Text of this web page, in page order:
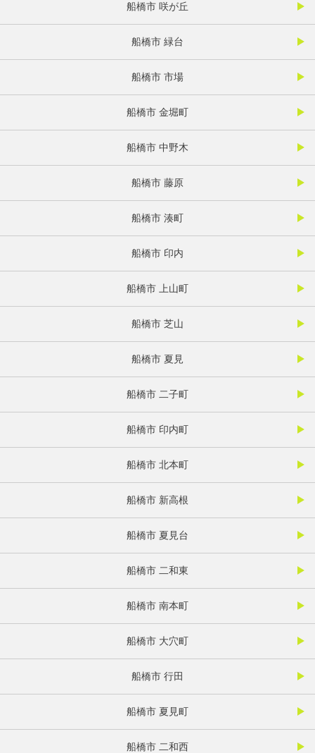
船橋市 咲が丘
船橋市 緑台
船橋市 市場
船橋市 金堀町
船橋市 中野木
船橋市 藤原
船橋市 湊町
船橋市 印内
船橋市 上山町
船橋市 芝山
船橋市 夏見
船橋市 二子町
船橋市 印内町
船橋市 北本町
船橋市 新高根
船橋市 夏見台
船橋市 二和東
船橋市 南本町
船橋市 大穴町
船橋市 行田
船橋市 夏見町
船橋市 二和西